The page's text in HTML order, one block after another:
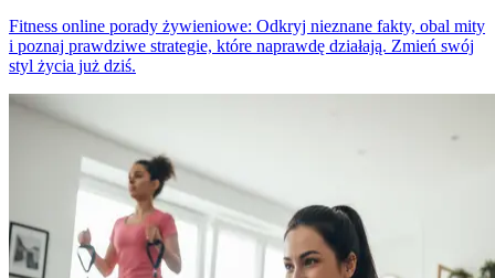
Fitness online porady żywieniowe: Odkryj nieznane fakty, obal mity
i poznaj prawdziwe strategie, które naprawdę działają. Zmień swój
styl życia już dziś.